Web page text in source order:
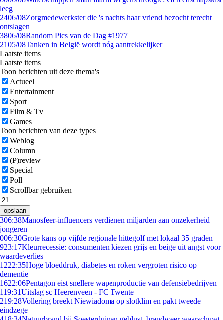
leeg
2406/08Zorgmedewerkster die 's nachts haar vriend bezocht terecht
ontslagen
3806/08Random Pics van de Dag #1977
2105/08Tanken in België wordt nóg aantrekkelijker
Laatste items
Laatste items
Toon berichten uit deze thema's
Actueel
Entertainment
Sport
Film & Tv
Games
Toon berichten van deze types
Weblog
Column
(P)review
Special
Poll
Scrollbar gebruiken
opslaan
306:38Manosfeer-influencers verdienen miljarden aan onzekerheid
jongeren
006:30Grote kans op vijfde regionale hittegolf met lokaal 35 graden
923:17Kleurrecessie: consumenten kiezen grijs en beige uit angst voor
waardeverlies
1222:35Hoge bloeddruk, diabetes en roken vergroten risico op
dementie
1622:06Pentagon eist snellere wapenproductie van defensiebedrijven
119:31Uitslag sc Heerenveen - FC Twente
219:28Vollering breekt Niewiadoma op slotklim en pakt tweede
eindzege